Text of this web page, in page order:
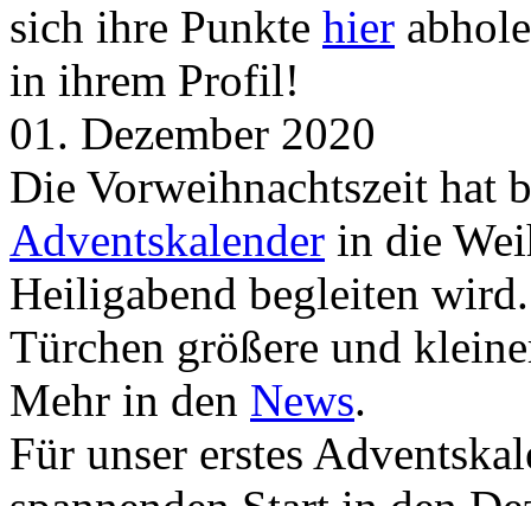
sich ihre Punkte hier
in ihrem Profil!
01. Dezember 2020
Die Vorweihnachtszeit hat
Adventskalender in die
Heiligabend begleiten
Türchen größere und
Mehr in den News.
Für unser erstes